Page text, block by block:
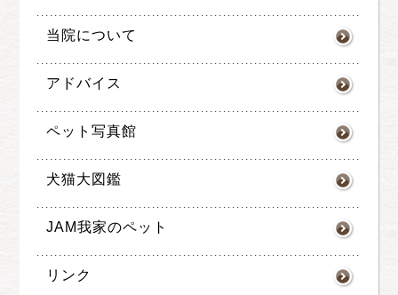
当院について
アドバイス
ペット写真館
犬猫大図鑑
JAM我家のペット
リンク